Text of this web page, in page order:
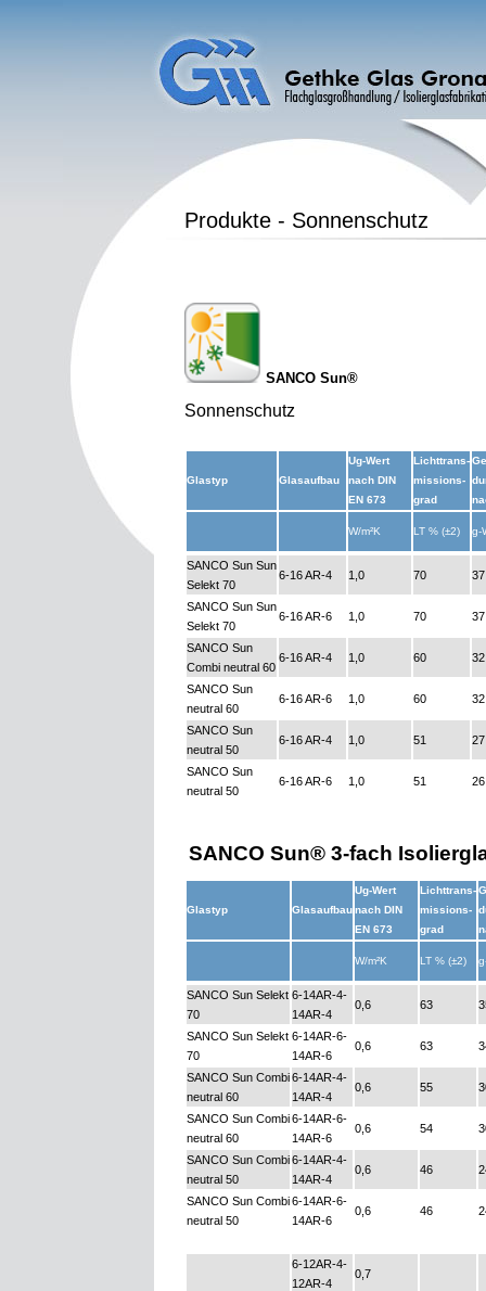
Produkte - Sonnenschutz
SANCO Sun®
Sonnenschutz
Glastyp Glasaufbau
Ug-Wert
nach DIN
EN 673
Lichttrans-
missions-
grad
W/m²K LT % (±2) g-
SANCO Sun Sun
Selekt 70
6-16 AR-4 1,0 70 37
SANCO Sun Sun
Selekt 70
6-16 AR-6 1,0 70 37
SANCO Sun
Combi neutral 60
6-16 AR-4 1,0 60 32
SANCO Sun
neutral 60
6-16 AR-6 1,0 60 32
SANCO Sun
neutral 50
6-16 AR-4 1,0 51 27
SANCO Sun
neutral 50
6-16 AR-6 1,0 51 26
SANCO Sun® 3-fach
Glastyp Glasaufbau
Ug-Wert
nach DIN
EN 673
Lichttrans-
missions-
grad
W/m²K LT % (±2)
SANCO Sun Selekt
70
6-14AR-4-
14AR-4
0,6 63
SANCO Sun Selekt
70
6-14AR-6-
14AR-6
0,6 63
SANCO Sun Combi
neutral 60
6-14AR-4-
14AR-4
0,6 55
SANCO Sun Combi
neutral 60
6-14AR-6-
14AR-6
0,6 54
SANCO Sun Combi
neutral 50
6-14AR-4-
14AR-4
0,6 46
SANCO Sun Combi
neutral 50
6-14AR-6-
14AR-6
0,6 46
6-12AR-4-
12AR-4
0,7